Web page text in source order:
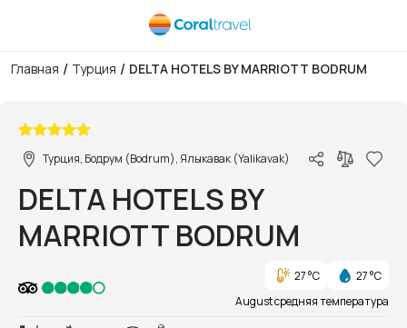
Главная / Турция / DELTA HOTELS BY MARRIOTT BODRUM
Турция, Бодрум (Bodrum), Ялыкавак (Yalikavak)
DELTA HOTELS BY
MARRIOTT BODRUM
27 °C
27 °C
August средняя температура